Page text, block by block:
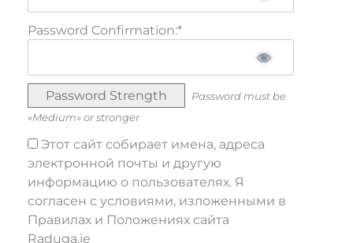
Password Confirmation:*
Password Strength
Password must be
«Medium» or stronger
Этот сайт собирает имена, адреса
электронной почты и другую
информацию о пользователях. Я
согласен с условиями, изложенными в
Правилах и Положениях сайта
Raduga.ie